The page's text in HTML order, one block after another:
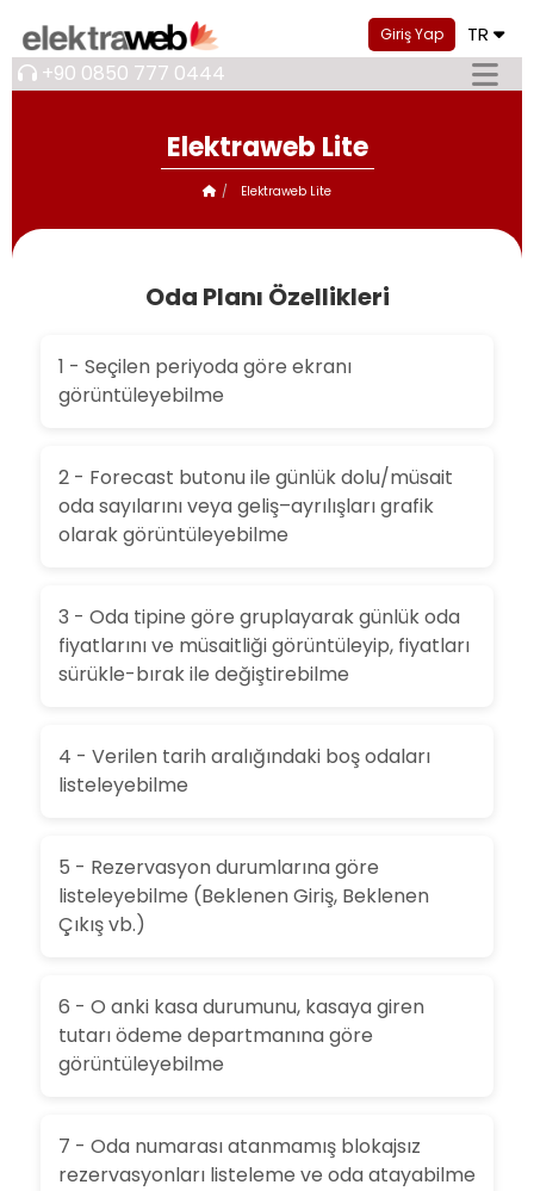
Giriş Yap TR
+90 0850 777 0444
Elektraweb Lite
Elektraweb Lite
Oda Planı Özellikleri
1 - Seçilen periyoda göre ekranı
görüntüleyebilme
2 - Forecast butonu ile günlük dolu/müsait
oda sayılarını veya geliş–ayrılışları grafik
olarak görüntüleyebilme
3 - Oda tipine göre gruplayarak günlük oda
fiyatlarını ve müsaitliği görüntüleyip, fiyatları
sürükle-bırak ile değiştirebilme
4 - Verilen tarih aralığındaki boş odaları
listeleyebilme
5 - Rezervasyon durumlarına göre
listeleyebilme (Beklenen Giriş, Beklenen
Çıkış vb.)
6 - O anki kasa durumunu, kasaya giren
tutarı ödeme departmanına göre
görüntüleyebilme
7 - Oda numarası atanmamış blokajsız
rezervasyonları listeleme ve oda atayabilme